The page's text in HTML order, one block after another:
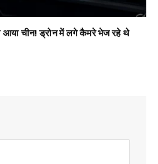
आया चीन! ड्रोन में लगे कैमरे भेज रहे थे